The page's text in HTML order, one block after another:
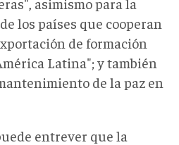
los países que cooperan
de formación
Latina"; y también
de la paz en
entrever que la